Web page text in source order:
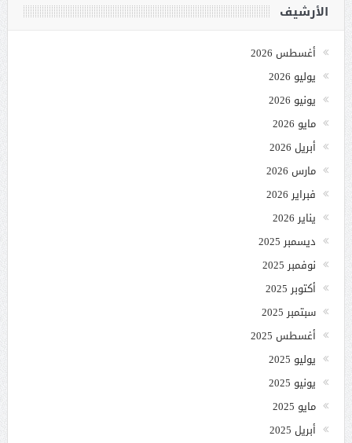
الأرشيف
أغسطس 2026
يوليو 2026
يونيو 2026
مايو 2026
أبريل 2026
مارس 2026
فبراير 2026
يناير 2026
ديسمبر 2025
نوفمبر 2025
أكتوبر 2025
سبتمبر 2025
أغسطس 2025
يوليو 2025
يونيو 2025
مايو 2025
أبريل 2025